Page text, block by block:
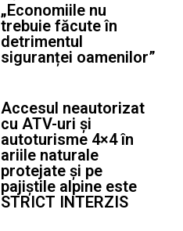
„Economiile nu
trebuie făcute în
detrimentul
siguranței oamenilor”
Accesul neautorizat
cu ATV-uri și
autoturisme 4×4 în
ariile naturale
protejate și pe
pajiștile alpine este
STRICT INTERZIS